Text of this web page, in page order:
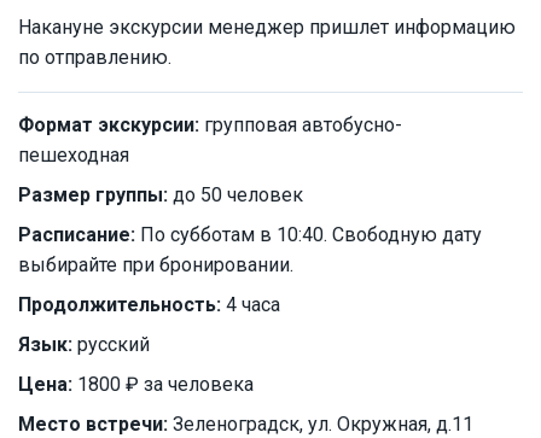
Накануне экскурсии менеджер пришлет информацию
по отправлению.
Формат экскурсии: групповая автобусно-
пешеходная
Размер группы: до 50 человек
Расписание: По субботам в 10:40. Свободную дату
выбирайте при бронировании.
Продолжительность: 4 часа
Язык: русский
Цена: 1800 ₽ за человека
Место встречи: Зеленоградск, ул. Окружная, д.11